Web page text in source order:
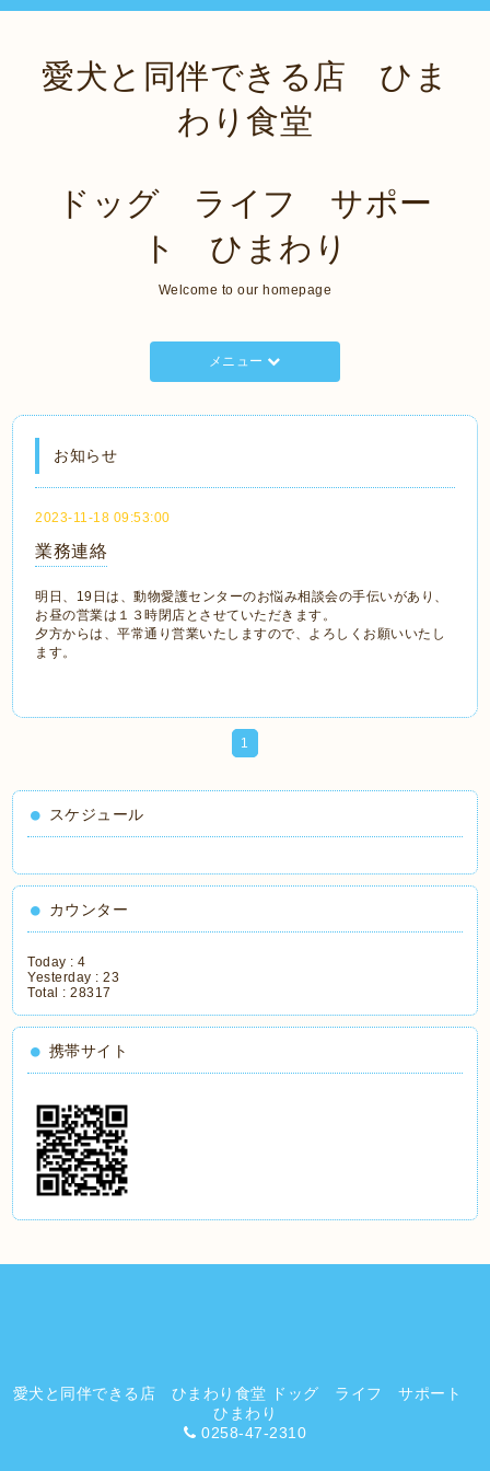
愛犬と同伴できる店 ひま
わり食堂
ドッグ ライフ サポー
ト ひまわり
Welcome to our homepage
メニュー
お知らせ
2023-11-18 09:53:00
業務連絡
明日、19日は、動物愛護センターのお悩み相談会の手伝いがあり、
お昼の営業は１３時閉店とさせていただきます。
夕方からは、平常通り営業いたしますので、よろしくお願いいたし
ます。
1
スケジュール
カウンター
Today :4
Yesterday :23
Total :28317
携帯サイト
愛犬と同伴できる店 ひまわり食堂 ドッグ ライフ サポート
ひまわり
0258-47-2310